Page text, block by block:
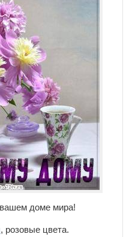
доме мира!
, розовые цвета.